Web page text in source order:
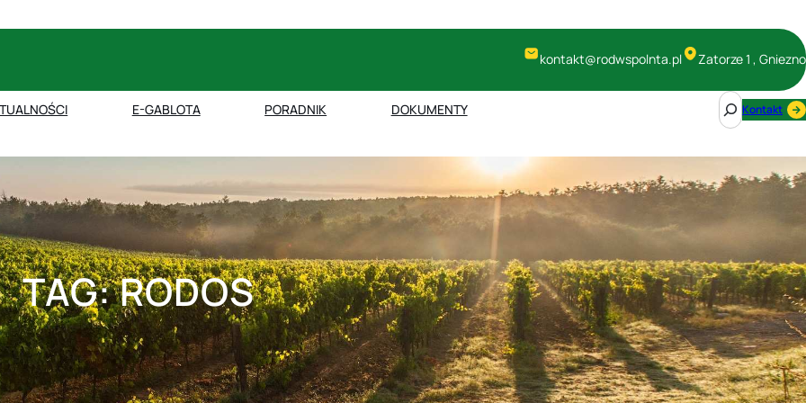
kontakt@rodwspolnta.pl Zatorze 1 , Gniezno
E-GABLOTA PORADNIK DOKUMENTY
S
e
c
Kontakt
TAG:RODOS